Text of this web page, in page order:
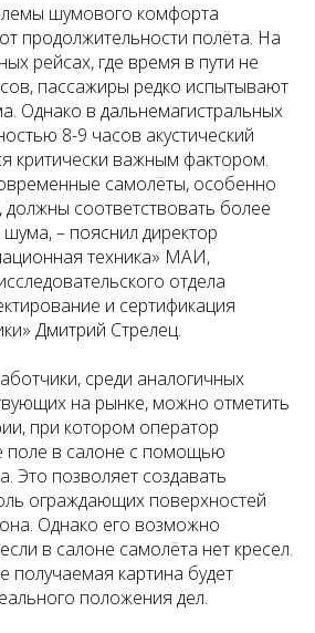
шумового комфорта
продолжительности полёта. На
рейсах, где время в пути не
пассажиры редко испытывают
Однако в дальнемагистральных
8-9 часов акустический
критически важным фактором.
самолёты, особенно
должны соответствовать более
– пояснил директор
техника» МАИ,
отдела
и сертификация
Дмитрий Стрелец.
среди аналогичных
на рынке, можно отметить
при котором оператор
поле в салоне с помощью
Это позволяет создавать
ограждающих поверхностей
Однако его возможно
в салоне самолёта нет кресел.
получаемая картина будет
положения дел.